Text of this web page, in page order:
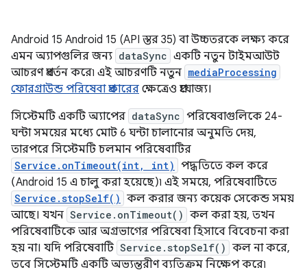
Android 15 Android 15 (API স্তর 35) বা উচ্চতরকে লক্ষ্য করে
এমন অ্যাপগুলির জন্য dataSync একটি নতুন টাইমআউট
আচরণ প্রবর্তন করে৷ এই আচরণটি নতুন mediaProcessing
ফোরগ্রাউন্ড পরিষেবা প্রকারের ক্ষেত্রেও প্রযোজ্য।
সিস্টেমটি একটি অ্যাপের dataSync পরিষেবাগুলিকে 24-
ঘন্টা সময়ের মধ্যে মোট 6 ঘন্টা চালানোর অনুমতি দেয়,
তারপরে সিস্টেমটি চলমান পরিষেবাটির
Service.onTimeout(int, int) পদ্ধতিতে কল করে
(Android 15 এ চালু করা হয়েছে)৷ এই সময়ে, পরিষেবাটিতে
Service.stopSelf() কল করার জন্য কয়েক সেকেন্ড সময়
আছে। যখন Service.onTimeout() কল করা হয়, তখন
পরিষেবাটিকে আর অগ্রভাগের পরিষেবা হিসাবে বিবেচনা করা
হয় না। যদি পরিষেবাটি Service.stopSelf() কল না করে,
তবে সিস্টেমটি একটি অভ্যন্তরীণ ব্যতিক্রম নিক্ষেপ করে৷